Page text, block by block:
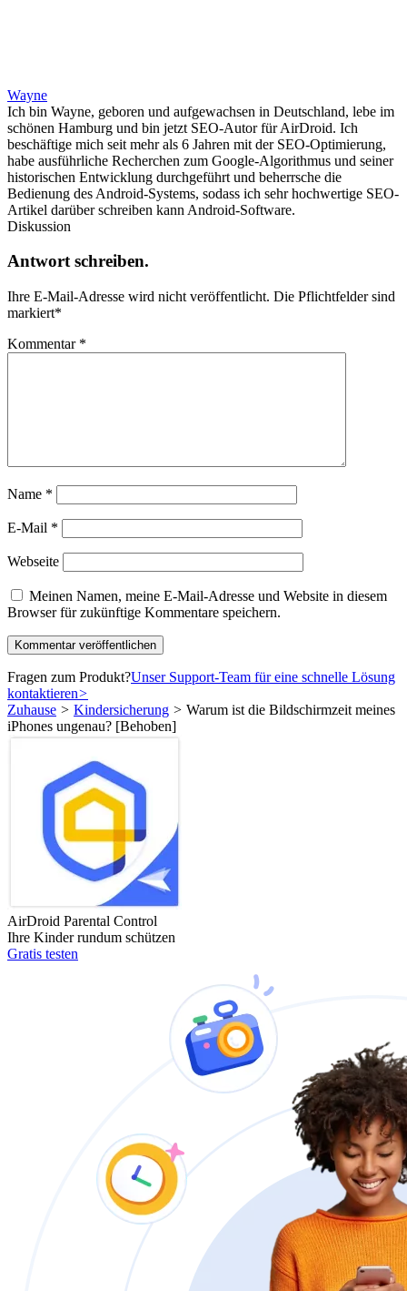
Wayne
Ich bin Wayne, geboren und aufgewachsen in Deutschland, lebe im
schönen Hamburg und bin jetzt SEO-Autor für AirDroid. Ich
beschäftige mich seit mehr als 6 Jahren mit der SEO-Optimierung,
habe ausführliche Recherchen zum Google-Algorithmus und seiner
historischen Entwicklung durchgeführt und beherrsche die
Bedienung des Android-Systems, sodass ich sehr hochwertige SEO-
Artikel darüber schreiben kann Android-Software.
Diskussion
Antwort schreiben.
Ihre E-Mail-Adresse wird nicht veröffentlicht. Die Pflichtfelder sind
markiert*
Kommentar *
Name *
E-Mail *
Webseite
Meinen Namen, meine E-Mail-Adresse und Website in diesem
Browser für zukünftige Kommentare speichern.
Fragen zum Produkt?Unser Support-Team für eine schnelle Lösung
kontaktieren>
Zuhause > Kindersicherung > Warum ist die Bildschirmzeit meines
iPhones ungenau? [Behoben]
AirDroid Parental Control
Ihre Kinder rundum schützen
Gratis testen